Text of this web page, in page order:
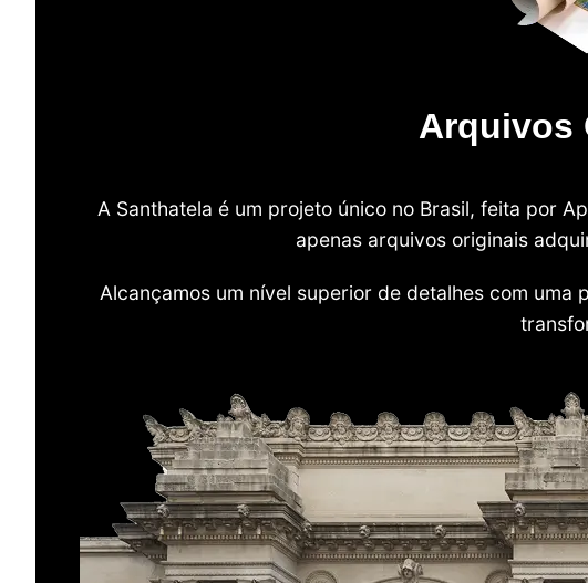
Arquivos
A Santhatela é um projeto único no Brasil, feita por
apenas arquivos originais
Alcançamos um nível superior de detalhes com